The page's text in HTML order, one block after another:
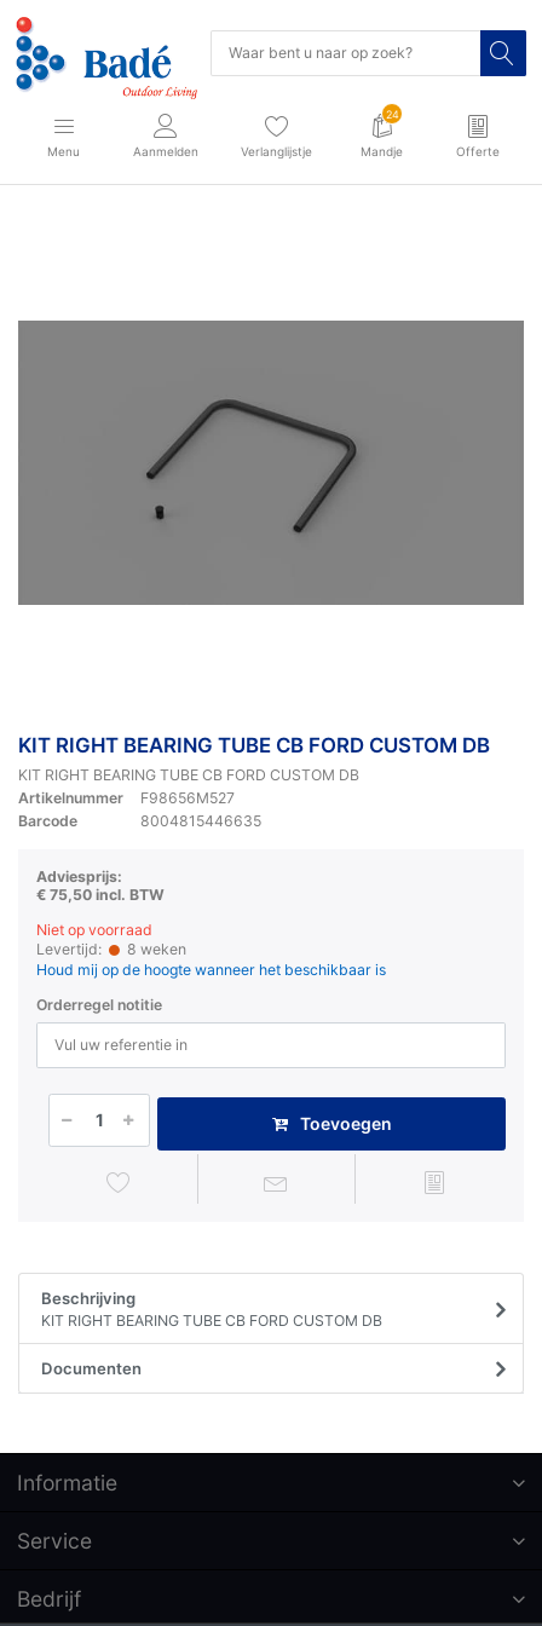
Menu Aanmelden Verlanglijstje
24
Mandje Offerte
KIT RIGHT BEARING TUBE CB FORD CUSTOM DB
KIT RIGHT BEARING TUBE CB FORD CUSTOM DB
Artikelnummer
F98656M527
Barcode
8004815446635
Adviesprijs:
€ 75,50 incl. BTW
Niet op voorraad
Levertijd:
8 weken
Houd mij op de hoogte wanneer het beschikbaar is
Orderregel notitie
Toevoegen
Beschrijving
KIT RIGHT BEARING TUBE CB FORD CUSTOM DB
Documenten
Informatie
Service
Bedrijf